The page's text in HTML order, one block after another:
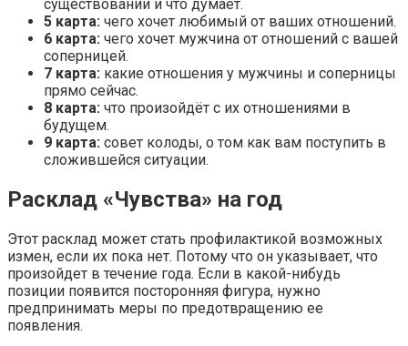
существовании и что думает.
5 карта: чего хочет любимый от ваших отношений.
6 карта: чего хочет мужчина от отношений с вашей
соперницей.
7 карта: какие отношения у мужчины и соперницы
прямо сейчас.
8 карта: что произойдёт с их отношениями в
будущем.
9 карта: совет колоды, о том как вам поступить в
сложившейся ситуации.
Расклад «Чувства» на год
Этот расклад может стать профилактикой возможных
измен, если их пока нет. Потому что он указывает, что
произойдет в течение года. Если в какой-нибудь
позиции появится посторонняя фигура, нужно
предпринимать меры по предотвращению ее
появления.